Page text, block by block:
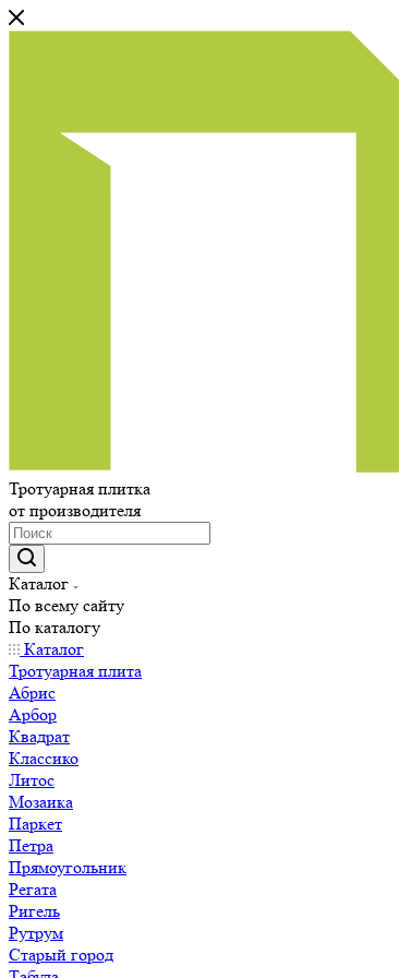
Тротуарная плитка
от производителя
Каталог
По всему сайту
По каталогу
Каталог
Тротуарная плита
Абрис
Арбор
Квадрат
Классико
Литос
Мозаика
Паркет
Петра
Прямоугольник
Регата
Ригель
Рутрум
Старый город